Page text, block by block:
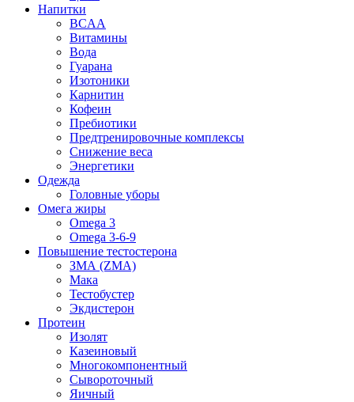
Напитки
BCAA
Витамины
Вода
Гуарана
Изотоники
Карнитин
Кофеин
Пребиотики
Предтренировочные комплексы
Снижение веса
Энергетики
Одежда
Головные уборы
Омега жиры
Omega 3
Omega 3-6-9
Повышение тестостерона
ЗМА (ZMA)
Мака
Тестобустер
Экдистерон
Протеин
Изолят
Казеиновый
Многокомпонентный
Сывороточный
Яичный